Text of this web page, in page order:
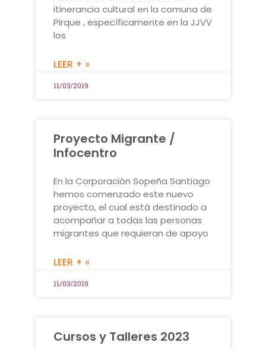
itinerancia cultural en la comuna de
Pirque , específicamente en la JJVV
los
LEER + »
11/03/2019
Proyecto Migrante /
Infocentro
En la Corporación Sopeña Santiago
hemos comenzado este nuevo
proyecto, el cual está destinado a
acompañar a todas las personas
migrantes que requieran de apoyo
LEER + »
11/03/2019
Cursos y Talleres 2023